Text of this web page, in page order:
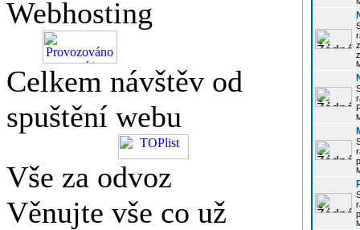
Webhosting
Celkem návštěv od
spuštění webu
Vše za odvoz
Věnujte vše co už